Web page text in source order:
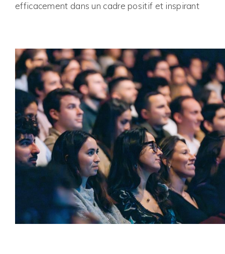
efficacement dans un cadre positif et inspirant